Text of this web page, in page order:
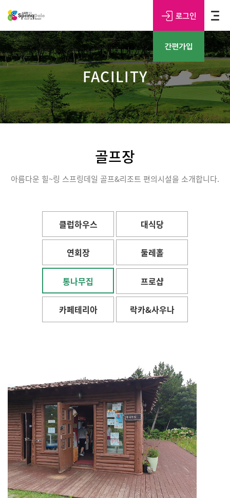
FACILITY
골프장
아름다운 힐~링 스프링데일 골프&리조트 편의시설을 소개합니다.
클럽하우스 대식당
연회장 둘레홀
통나무집 프로샵
카페테리아 락카&사우나